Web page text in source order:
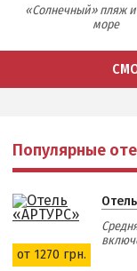
«Солнечный» пляж и
море
Популярные
от 1270 грн.